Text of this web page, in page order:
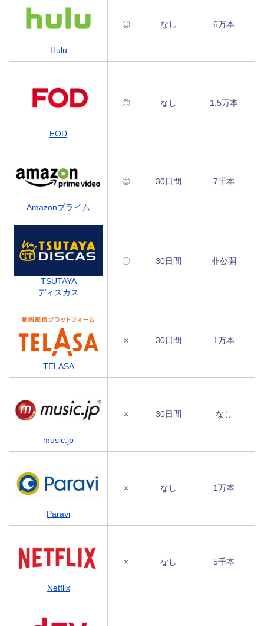
Hulu
◎ なし 6万本
FOD
◎ なし 1.5万本
Amazonプライム
◎ 30日間 7千本
TSUTAYA
ディスカス
〇 30日間 非公開
TELASA
× 30日間 1万本
music.jp
× 30日間 なし
Paravi
× なし 1万本
Netflix
× なし 5千本